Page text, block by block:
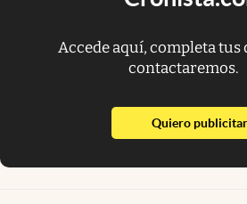
Accede aquí, completa tus
contactaremos.
Quiero publicitar